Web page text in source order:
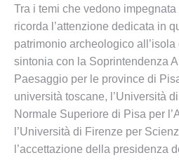
Tra i temi che vedono
ricorda l’attenzione dedicata in
patrimonio archeologico all’isola
sintonia con la Soprintendenza
Paesaggio per le province di
università toscane, l’Università
Normale Superiore di Pisa per
l’Università di Firenze per
l’accettazione della presidenza